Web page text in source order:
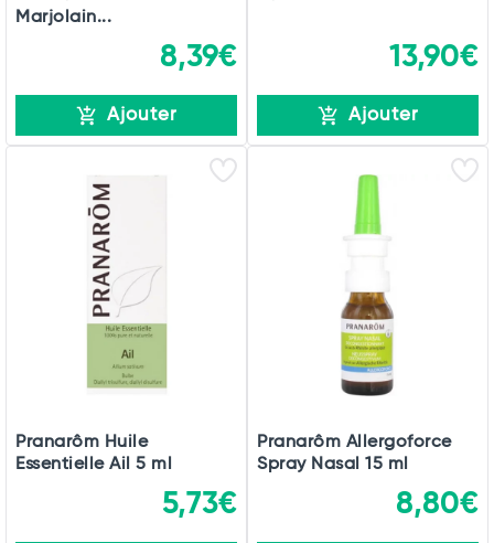
Marjolain...
8,39€
Ajouter
13,90€
Ajouter
Pranarôm Huile
Essentielle Ail 5 ml
5,73€
Pranarôm Allergoforce
Spray Nasal 15 ml
8,80€